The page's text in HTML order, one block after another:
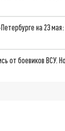
на 23
от боевиков ВСУ.